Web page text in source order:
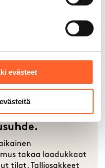
evästeet
ovat valinneet
tarjoaa
erilaisiin
on mainio
takaa laadukkaat
tilat. Talliosakkeet